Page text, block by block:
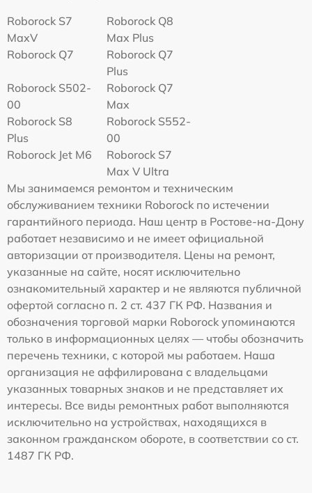
Roborock S7
MaxV
Roborock Q8
Max Plus
Roborock Q7
Roborock Q7
Plus
Roborock S502-
00
Roborock Q7
Max
Roborock S8
Plus
Roborock S552-
00
Roborock Jet M6
Roborock S7
Max V Ultra
Мы занимаемся ремонтом и техническим
обслуживанием техники Roborock по истечении
гарантийного периода. Наш центр в Ростове-на-Дону
работает независимо и не имеет официальной
авторизации от производителя. Цены на ремонт,
указанные на сайте, носят исключительно
ознакомительный характер и не являются публичной
офертой согласно п. 2 ст. 437 ГК РФ. Названия и
обозначения торговой марки Roborock упоминаются
только в информационных целях — чтобы обозначить
перечень техники, с которой мы работаем. Наша
организация не аффилирована с владельцами
указанных товарных знаков и не представляет их
интересы. Все виды ремонтных работ выполняются
исключительно на устройствах, находящихся в
законном гражданском обороте, в соответствии со ст.
1487 ГК РФ.